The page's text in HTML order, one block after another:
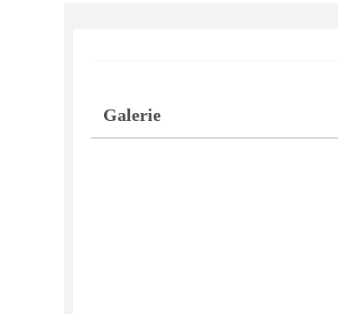
Galerie